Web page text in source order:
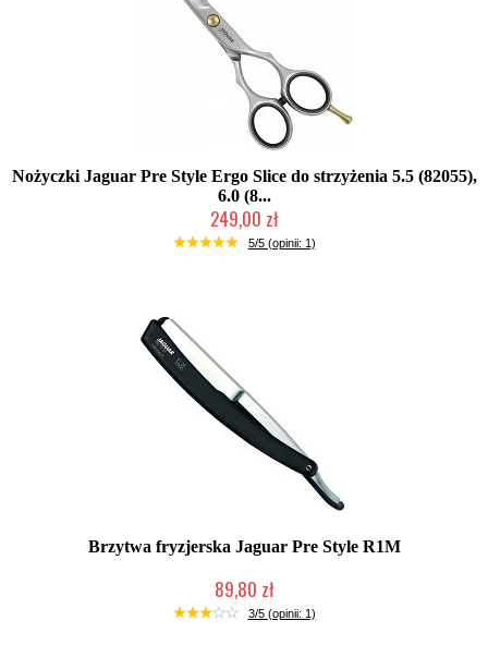
Nożyczki Jaguar Pre Style Ergo Slice do strzyżenia 5.5 (82055),
6.0 (8...
249,00 zł
Duża ilość (wysyłka w 24h)
5/5 (opinii: 1)
Brzytwa fryzjerska Jaguar Pre Style R1M
89,80 zł
Duża ilość (wysyłka w 24h)
3/5 (opinii: 1)